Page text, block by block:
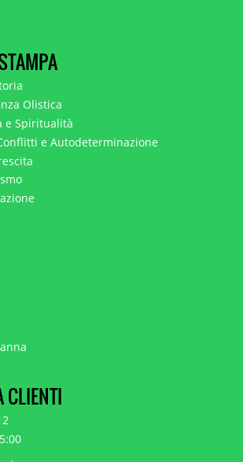
Olistica
e Spiritualità
e Autodeterminazione
CLIENTI